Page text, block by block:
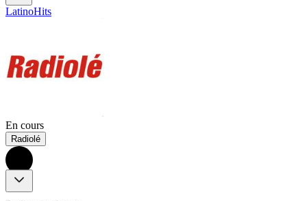
LatinoHits
En cours
Radiolé